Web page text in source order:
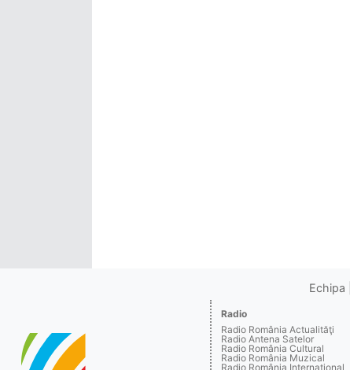
Echipa
Radio
Radio România Actualităţi
Radio Antena Satelor
Radio România Cultural
Radio România Muzical
Radio România Internaţional